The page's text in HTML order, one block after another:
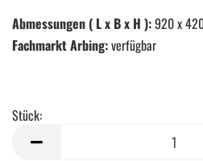
Abmessungen ( L x B x H ):920 x
Fachmarkt Arbing:verfügbar
Stück: